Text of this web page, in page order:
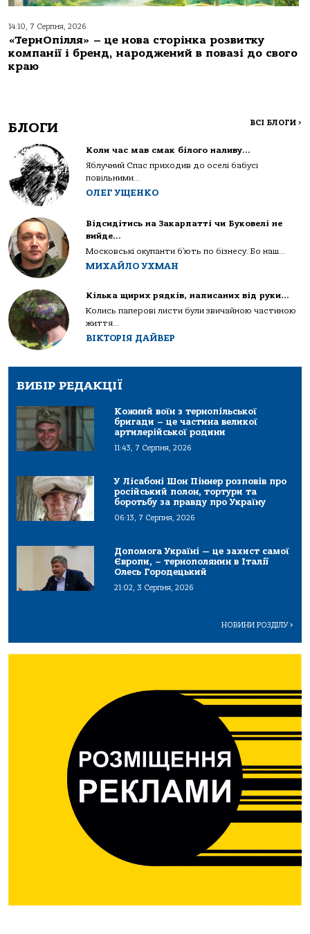
14:10, 7 Серпня, 2026
«ТернОпілля» – це нова сторінка розвитку
компанії і бренд, народжений в повазі до свого
краю
БЛОГИ ВСІ БЛОГИ >
Коли час мав смак білого наливу…
Яблучний Спас приходив до оселі бабусі
повільними...
ОЛЕГ УЩЕНКО
Відсидітись на Закарпатті чи Буковелі не
вийде…
Московські окупанти б’ють по бізнесу. Бо наш...
МИХАЙЛО УХМАН
Кілька щирих рядків, написаних від руки…
Колись паперові листи були звичайною частиною
життя...
ВІКТОРІЯ ДАЙВЕР
ВИБІР РЕДАКЦІЇ
Кожний воїн з тернопільської
бригади – це частина великої
артилерійської родини
11:43, 7 Серпня, 2026
У Лісабоні Шон Піннер розповів про
російський полон, тортури та
боротьбу за правду про Україну
06:13, 7 Серпня, 2026
Допомога Україні — це захист самої
Європи, – тернополянин в Італії
Олесь Городецький
21:02, 3 Серпня, 2026
НОВИНИ РОЗДІЛУ>